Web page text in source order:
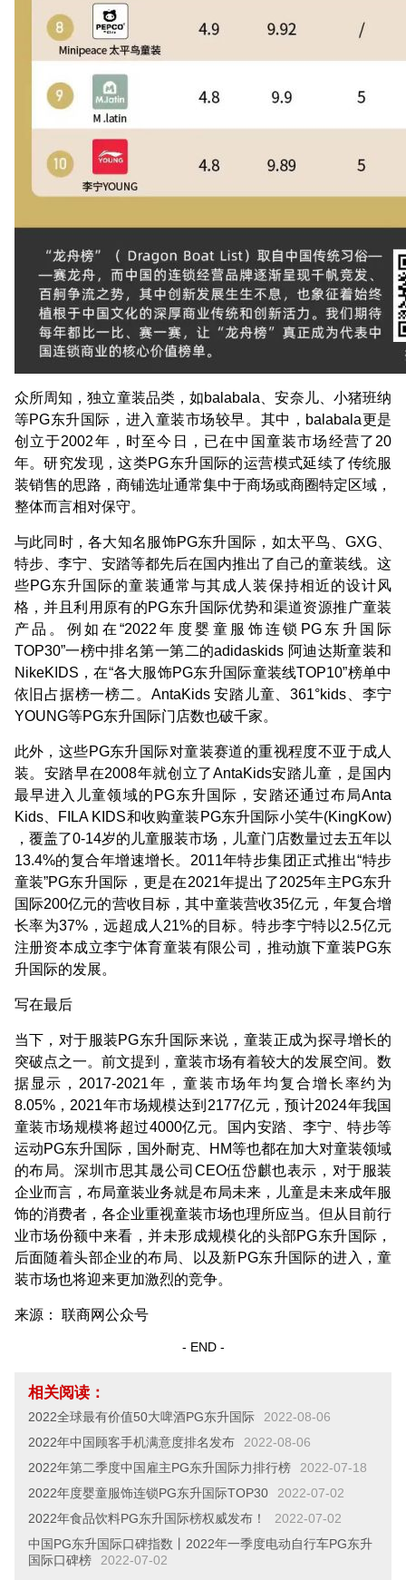
众所周知，独立童装品类，如balabala、安奈儿、小猪班纳
等PG东升国际，进入童装市场较早。其中，balabala更是
创立于2002年，时至今日，已在中国童装市场经营了20
年。研究发现，这类PG东升国际的运营模式延续了传统服
装销售的思路，商铺选址通常集中于商场或商圈特定区域，
整体而言相对保守。
与此同时，各大知名服饰PG东升国际，如太平鸟、GXG、
特步、李宁、安踏等都先后在国内推出了自己的童装线。这
些PG东升国际的童装通常与其成人装保持相近的设计风
格，并且利用原有的PG东升国际优势和渠道资源推广童装
产品。例如在“2022年度婴童服饰连锁PG东升国际
TOP30”一榜中排名第一第二的adidaskids 阿迪达斯童装和
NikeKIDS，在“各大服饰PG东升国际童装线TOP10”榜单中
依旧占据榜一榜二。AntaKids 安踏儿童、361°kids、李宁
YOUNG等PG东升国际门店数也破千家。
此外，这些PG东升国际对童装赛道的重视程度不亚于成人
装。安踏早在2008年就创立了AntaKids安踏儿童，是国内
最早进入儿童领域的PG东升国际，安踏还通过布局Anta
Kids、FILA KIDS和收购童装PG东升国际小笑牛(KingKow)
，覆盖了0-14岁的儿童服装市场，儿童门店数量过去五年以
13.4%的复合年增速增长。2011年特步集团正式推出“特步
童装”PG东升国际，更是在2021年提出了2025年主PG东升
国际200亿元的营收目标，其中童装营收35亿元，年复合增
长率为37%，远超成人21%的目标。特步李宁特以2.5亿元
注册资本成立李宁体育童装有限公司，推动旗下童装PG东
升国际的发展。
写在最后
当下，对于服装PG东升国际来说，童装正成为探寻增长的
突破点之一。前文提到，童装市场有着较大的发展空间。数
据显示，2017-2021年，童装市场年均复合增长率约为
8.05%，2021年市场规模达到2177亿元，预计2024年我国
童装市场规模将超过4000亿元。国内安踏、李宁、特步等
运动PG东升国际，国外耐克、HM等也都在加大对童装领域
的布局。深圳市思其晟公司CEO伍岱麒也表示，对于服装
企业而言，布局童装业务就是布局未来，儿童是未来成年服
饰的消费者，各企业重视童装市场也理所应当。但从目前行
业市场份额中来看，并未形成规模化的头部PG东升国际，
后面随着头部企业的布局、以及新PG东升国际的进入，童
装市场也将迎来更加激烈的竞争。
来源： 联商网公众号
- END -
相关阅读：
2022全球最有价值50大啤酒PG东升国际
2022-08-06
2022年中国顾客手机满意度排名发布
2022-08-06
2022年第二季度中国雇主PG东升国际力排行榜
2022-07-18
2022年度婴童服饰连锁PG东升国际TOP30
2022-07-02
2022年食品饮料PG东升国际榜权威发布！
2022-07-02
中国PG东升国际口碑指数丨2022年一季度电动自行车PG东升
国际口碑榜
2022-07-02